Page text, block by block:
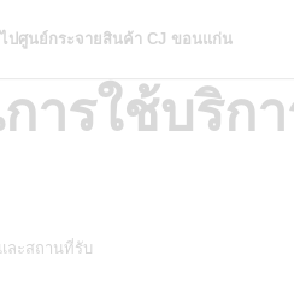
ปศูนย์กระจายสินค้า CJ ขอนแก่น
ารใช้บริก
ละสถานที่รับ